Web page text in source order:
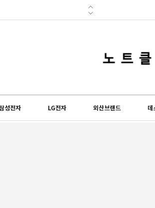
성전자 LG전자 외산브랜드 데